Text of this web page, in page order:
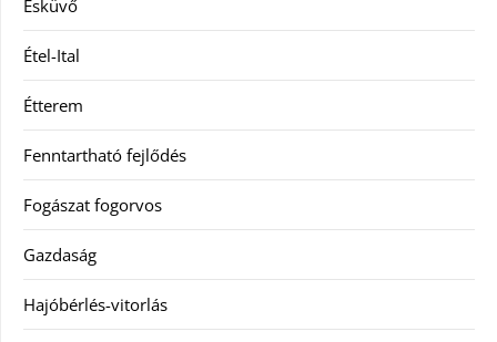
Esküvő
Étel-Ital
Étterem
Fenntartható fejlődés
Fogászat fogorvos
Gazdaság
Hajóbérlés-vitorlás